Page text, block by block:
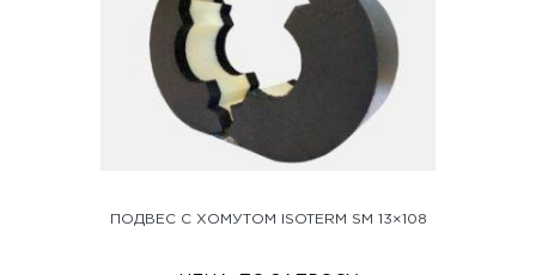
ПОДВЕС С ХОМУТОМ ISOTERM SM 13×108